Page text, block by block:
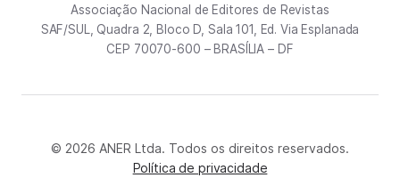
Associação Nacional de Editores de Revistas
SAF/SUL, Quadra 2, Bloco D, Sala 101, Ed. Via Esplanada
CEP 70070-600 – BRASÍLIA – DF
© 2026 ANER Ltda. Todos os direitos reservados.
Política de privacidade